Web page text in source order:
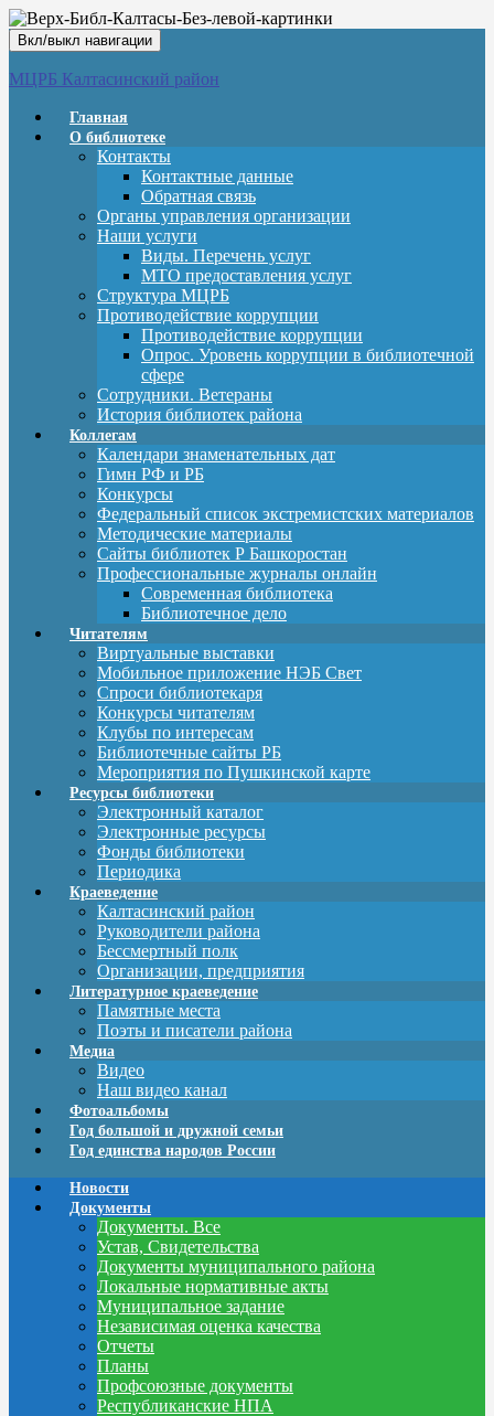
Вкл/выкл навигации
МЦРБ Калтасинский район
Главная
О библиотеке
Контакты
Контактные данные
Обратная связь
Органы управления организации
Наши услуги
Виды. Перечень услуг
МТО предоставления услуг
Структура МЦРБ
Противодействие коррупции
Противодействие коррупции
Опрос. Уровень коррупции в библиотечной
сфере
Сотрудники. Ветераны
История библиотек района
Коллегам
Календари знаменательных дат
Гимн РФ и РБ
Конкурсы
Федеральный список экстремистских материалов
Методические материалы
Сайты библиотек Р Башкоростан
Профессиональные журналы онлайн
Современная библиотека
Библиотечное дело
Читателям
Виртуальные выставки
Мобильное приложение НЭБ Свет
Спроси библиотекаря
Конкурсы читателям
Клубы по интересам
Библиотечные сайты РБ
Мероприятия по Пушкинской карте
Ресурсы библиотеки
Электронный каталог
Электронные ресурсы
Фонды библиотеки
Периодика
Краеведение
Калтасинский район
Руководители района
Бессмертный полк
Организации, предприятия
Литературное краеведение
Памятные места
Поэты и писатели района
Медиа
Видео
Наш видео канал
Фотоальбомы
Год большой и дружной семьи
Год единства народов России
Новости
Документы
Документы. Все
Устав, Свидетельства
Документы муниципального района
Локальные нормативные акты
Муниципальное задание
Независимая оценка качества
Отчеты
Планы
Профсоюзные документы
Республиканские НПА